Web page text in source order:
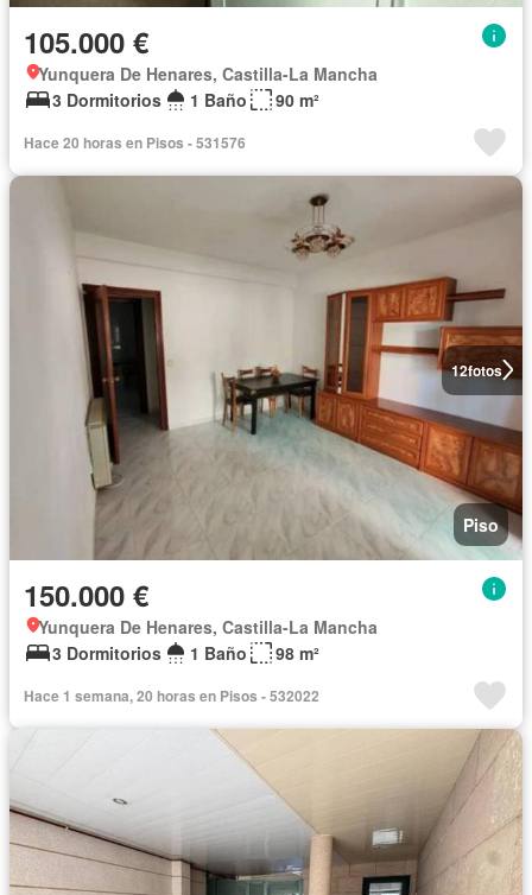
105.000 €
Yunquera De Henares, Castilla-La Mancha
3 Dormitorios
1 Baño 90 m²
Hace 20 horas en Pisos - 531576
12fotos
Piso
150.000 €
Yunquera De Henares, Castilla-La Mancha
3 Dormitorios
1 Baño 98 m²
Hace 1 semana, 20 horas en Pisos - 532022